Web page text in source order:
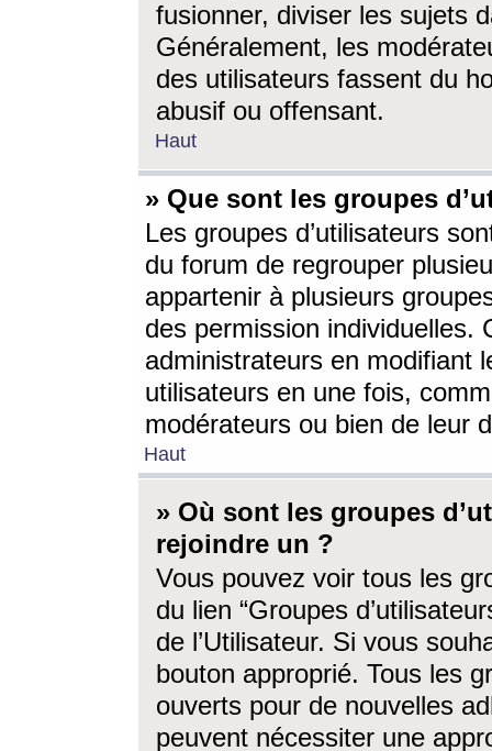
fusionner, diviser les sujets
Généralement, les
des utilisateurs fassent du
abusif ou offensant.
Haut
» Que sont les groupes
Les groupes d’utilisateurs
du forum de regrouper
appartenir à plusieurs
des permission individuelles.
administrateurs en modifiant
utilisateurs en une fois,
modérateurs ou bien de leur
Haut
» Où sont les groupes
rejoindre un ?
Vous pouvez voir tous les
du lien “Groupes
de l’Utilisateur. Si vous
bouton approprié. Tous les
ouverts pour de nouvelles
peuvent nécessiter une